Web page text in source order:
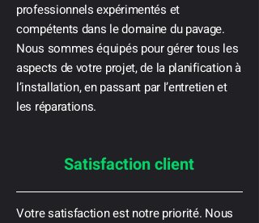
professionnels expérimentés et
compétents dans le domaine du pavage.
Nous sommes équipés pour gérer tous les
aspects de votre projet, de la planification à
l’installation, en passant par l’entretien et
les réparations.
Satisfaction client
Votre satisfaction est notre priorité. Nous